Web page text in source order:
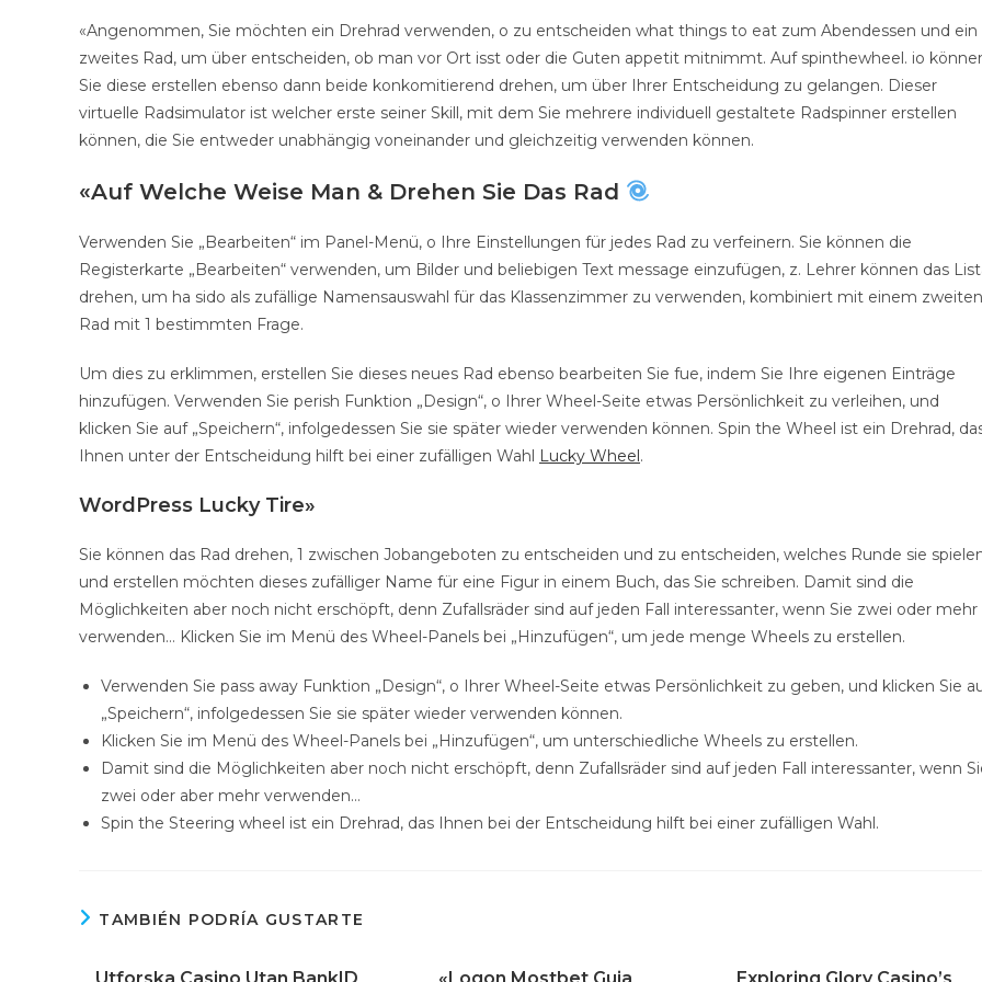
«Angenommen, Sie möchten ein Drehrad verwenden, o zu entscheiden what things to eat zum Abendessen und ein
zweites Rad, um über entscheiden, ob man vor Ort isst oder die Guten appetit mitnimmt. Auf spinthewheel. io
Sie diese erstellen ebenso dann beide konkomitierend drehen, um über Ihrer Entscheidung zu gelangen. Dieser
virtuelle Radsimulator ist welcher erste seiner Skill, mit dem Sie mehrere individuell gestaltete Radspinner erstellen
können, die Sie entweder unabhängig voneinander und gleichzeitig verwenden können.
«Auf Welche Weise Man & Drehen Sie Das Rad
Verwenden Sie „Bearbeiten“ im Panel-Menü, o Ihre Einstellungen für jedes Rad zu verfeinern. Sie können die
Registerkarte „Bearbeiten“ verwenden, um Bilder und beliebigen Text message einzufügen, z. Lehrer können das
drehen, um ha sido als zufällige Namensauswahl für das Klassenzimmer zu verwenden, kombiniert mit einem zweiten
Rad mit 1 bestimmten Frage.
Um dies zu erklimmen, erstellen Sie dieses neues Rad ebenso bearbeiten Sie fue, indem Sie Ihre eigenen Einträge
hinzufügen. Verwenden Sie perish Funktion „Design“, o Ihrer Wheel-Seite etwas Persönlichkeit zu verleihen, und
klicken Sie auf „Speichern“, infolgedessen Sie sie später wieder verwenden können. Spin the Wheel ist ein Drehrad,
Ihnen unter der Entscheidung hilft bei einer zufälligen Wahl Lucky Wheel.
WordPress Lucky Tire»
Sie können das Rad drehen, 1 zwischen Jobangeboten zu entscheiden und zu entscheiden, welches Runde sie
und erstellen möchten dieses zufälliger Name für eine Figur in einem Buch, das Sie schreiben. Damit sind die
Möglichkeiten aber noch nicht erschöpft, denn Zufallsräder sind auf jeden Fall interessanter, wenn Sie zwei oder mehr
verwenden… Klicken Sie im Menü des Wheel-Panels bei „Hinzufügen“, um jede menge Wheels zu erstellen.
Verwenden Sie pass away Funktion „Design“, o Ihrer Wheel-Seite etwas Persönlichkeit zu geben, und klicken Sie
„Speichern“, infolgedessen Sie sie später wieder verwenden können.
Klicken Sie im Menü des Wheel-Panels bei „Hinzufügen“, um unterschiedliche Wheels zu erstellen.
Damit sind die Möglichkeiten aber noch nicht erschöpft, denn Zufallsräder sind auf jeden Fall interessanter, wenn
zwei oder aber mehr verwenden…
Spin the Steering wheel ist ein Drehrad, das Ihnen bei der Entscheidung hilft bei einer zufälligen Wahl.
TAMBIÉN PODRÍA GUSTARTE